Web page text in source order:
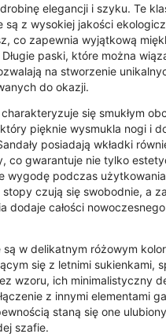
elegancji i szyku. Te
są z wysokiej jakości
co zapewnia wyjątkową
paski, które można
na stworzenie
do okazji.
się smukłym
pięknie wysmukla nogi i
posiadają wkładki
co gwarantuje nie tylko
wygodę podczas
stopy czują się swobodnie, a
dodaje całości nowoczesnego
są w delikatnym różowym
się z letnimi sukienkami,
wzoru, ich minimalistyczny
z innymi elementami
staną się one
szafie.